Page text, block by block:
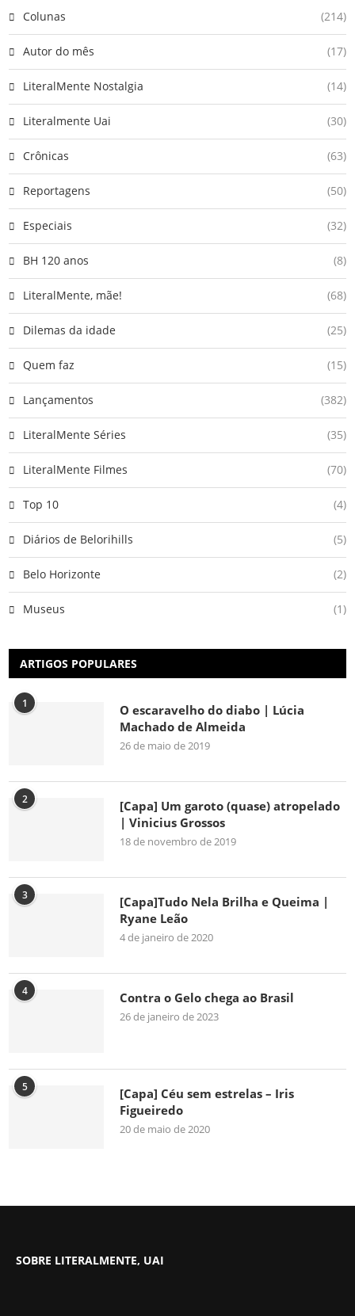
Colunas (214)
Autor do mês (17)
LiteralMente Nostalgia (14)
Literalmente Uai (30)
Crônicas (63)
Reportagens (50)
Especiais (32)
BH 120 anos (8)
LiteralMente, mãe! (68)
Dilemas da idade (25)
Quem faz (15)
Lançamentos (382)
LiteralMente Séries (35)
LiteralMente Filmes (70)
Top 10 (4)
Diários de Belorihills (5)
Belo Horizonte (2)
Museus (1)
ARTIGOS POPULARES
1
O escaravelho do diabo | Lúcia
Machado de Almeida
26 de maio de 2019
2
[Capa] Um garoto (quase) atropelado
| Vinicius Grossos
18 de novembro de 2019
3
[Capa]Tudo Nela Brilha e Queima |
Ryane Leão
4 de janeiro de 2020
4 Contra o Gelo chega ao Brasil
26 de janeiro de 2023
5
[Capa] Céu sem estrelas – Iris
Figueiredo
20 de maio de 2020
SOBRE LITERALMENTE, UAI